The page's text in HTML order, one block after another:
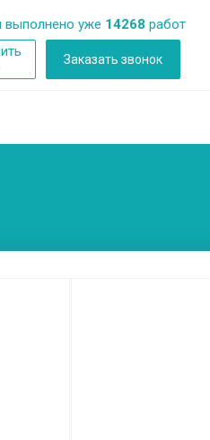
выполнено уже 14268 работ
Заказать звонок